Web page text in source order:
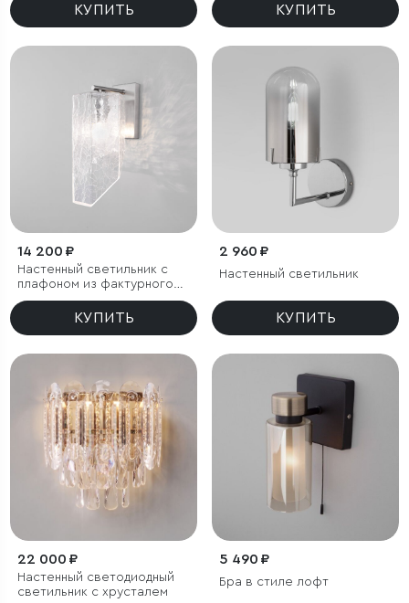
КУПИТЬ КУПИТЬ
14 200 ₽
Настенный светильник с
плафоном из фактурного
стекла
КУПИТЬ
2 960 ₽
Настенный светильник
КУПИТЬ
22 000 ₽
Настенный светодиодный
светильник с хрусталем
5 490 ₽
Бра в стиле лофт